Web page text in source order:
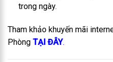
trong ngày.
Tham khảo khuyến mãi
Phòng TẠI ĐÂY.